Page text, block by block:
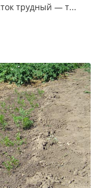
трудный — т...